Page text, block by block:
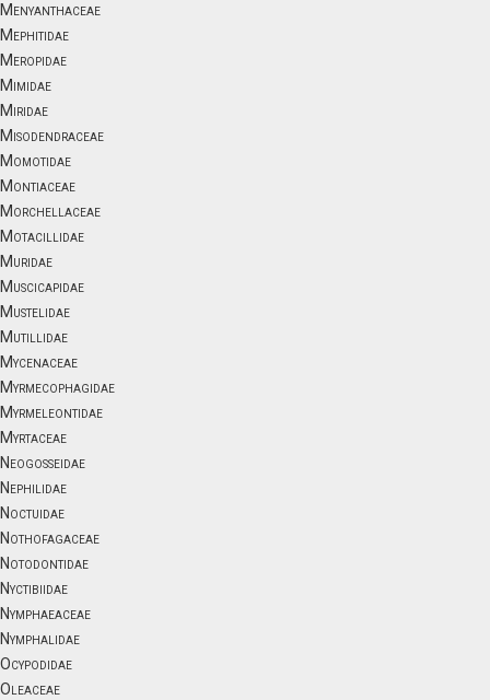
Menyanthaceae
Mephitidae
Meropidae
Mimidae
Miridae
Misodendraceae
Momotidae
Montiaceae
Morchellaceae
Motacillidae
Muridae
Muscicapidae
Mustelidae
Mutillidae
Mycenaceae
Myrmecophagidae
Myrmeleontidae
Myrtaceae
Neogosseidae
Nephilidae
Noctuidae
Nothofagaceae
Notodontidae
Nyctibiidae
Nymphaeaceae
Nymphalidae
Ocypodidae
Oleaceae